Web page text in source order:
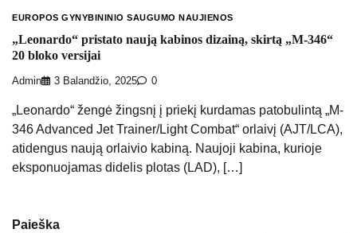
EUROPOS GYNYBININIO SAUGUMO NAUJIENOS
„Leonardo“ pristato naują kabinos dizainą, skirtą „M-346“
20 bloko versijai
Admin 3 Balandžio, 2025 0
„Leonardo“ žengė žingsnį į priekį kurdamas patobulintą „M-
346 Advanced Jet Trainer/Light Combat“ orlaivį (AJT/LCA),
atidengus naują orlaivio kabiną. Naujoji kabina, kurioje
eksponuojamas didelis plotas (LAD), […]
Paieška